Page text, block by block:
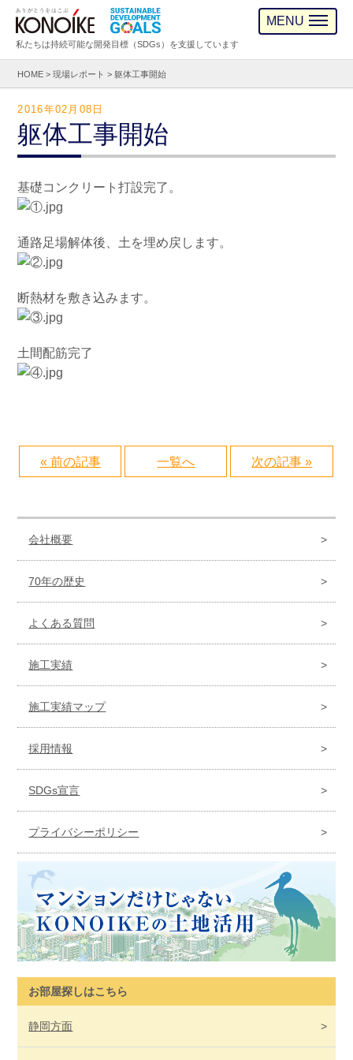
私たちは持続可能な開発目標（SDGs）を支援しています
MENU
HOME >現場レポート >躯体工事開始
2016年02月08日
躯体工事開始
基礎コンクリート打設完了。
通路足場解体後、土を埋め戻します。
断熱材を敷き込みます。
土間配筋完了
« 前の記事 一覧へ 次の記事 »
会社概要
70年の歴史
よくある質問
施工実績
施工実績マップ
採用情報
SDGs宣言
プライバシーポリシー
お部屋探しはこちら
静岡方面